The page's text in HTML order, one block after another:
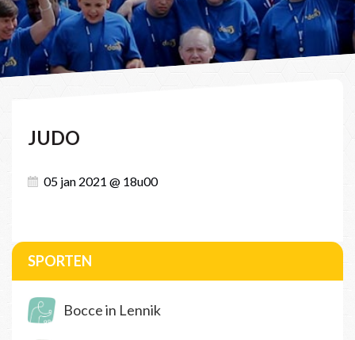
JUDO
05 jan 2021 @ 18u00
SPORTEN
Bocce in Lennik